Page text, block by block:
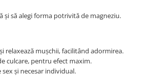
să alegi forma potrivită de magneziu.
relaxează mușchii, facilitând adormirea.
culcare, pentru efect maxim.
și necesar individual.